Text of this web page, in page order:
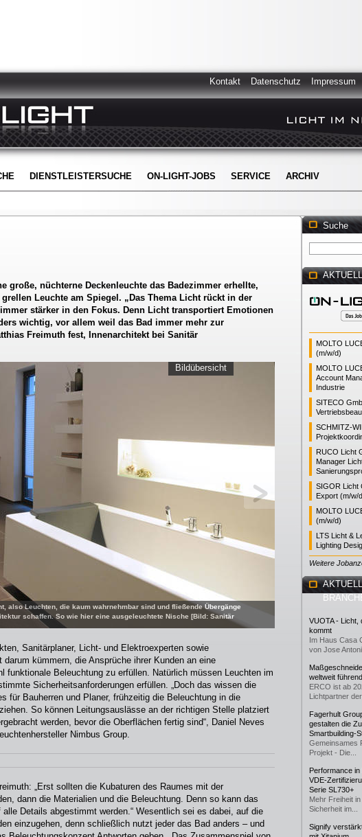
Kontakt Datenschutz Impressum
DIENSTLEISTERSUCHE ON-LIGHT-JOBS SERVICE ARCHIV
große, nüchterne Deckenleuchte das Badezimmer erhellte,
Leuchte am Spiegel. „Das Thema Licht rückt in der
stärker in den Fokus. Denn Licht transportiert Emotionen
wichtig, vor allem weil das Bad immer mehr zur
Freimuth fest, Innenarchitekt bei Sanitär
also Leuchten, die kaum wahrnehmbar sind und fließende Übergänge
schaffen. So wie hier eine ausgeleuchtete Nische [Bild: Sanitär
Bildübersicht
Sanitärplaner, Licht- und Elektroexperten sowie
kümmern, die Ansprüche ihrer Kunden an eine
funktionale Beleuchtung zu erfüllen. Natürlich müssen Leuchten im
Sicherheitsanforderungen erfüllen. „Doch das wissen die
für Bauherren und Planer, frühzeitig die Beleuchtung in die
So können Leitungsauslässe an der richtigen Stelle platziert
werden, bevor die Oberflächen fertig sind“, Daniel Neves
Nimbus Group.
„Erst sollten die Kubaturen des Raumes mit der
dann die Materialien und die Beleuchtung. Denn so kann das
Details abgestimmt werden.“ Wesentlich sei es dabei, auf die
einzugehen, denn schließlich nutzt jeder das Bad anders – und
Suche
MOLTO
(m/w/d)
MOLTO
Account
Industrie
SITECO
SCHMITZ-
RUCO Licht
Manager
SIGOR Licht
Export (m/w/
MOLTO
(m/w/d)
LTS Licht &
Lighting
Weitere
VUOTA - Licht,
kommt
Im Haus Casa
von Jose
weltweit
ERCO ist ab
Lichtpartner der
Fagerhult
gestalten die
Smartbuilding-
Gemeinsames
Projekt - Die...
Performance
VDE-
Serie SL730+
Mehr Freiheit
Sicherheit im...
Signify